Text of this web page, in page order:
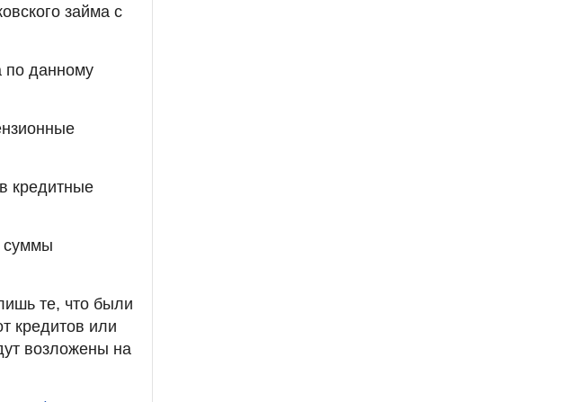
займа с
по данному
кредитные
суммы
те, что были
кредитов или
возложены на